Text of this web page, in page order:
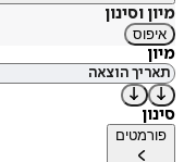
מיון וסינון
איפוס
מיון
סינון
פורמטים